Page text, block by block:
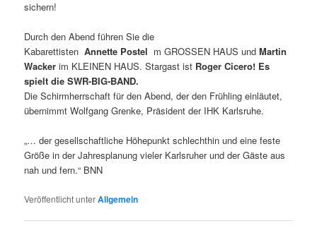
sichern!
Durch den Abend führen Sie die
Kabarettisten Annette Postel m GROSSEN HAUS undMartin
Wacker im KLEINEN HAUS. Stargast ist Roger Cicero! Es
spielt die SWR-BIG-BAND.
Die Schirmherrschaft für den Abend, der den Frühling einläutet,
übernimmt Wolfgang Grenke, Präsident der IHK Karlsruhe.
„… der gesellschaftliche Höhepunkt schlechthin und eine feste
Größe in der Jahresplanung vieler Karlsruher und der Gäste aus
nah und fern.“ BNN
Veröffentlicht unterAllgemein